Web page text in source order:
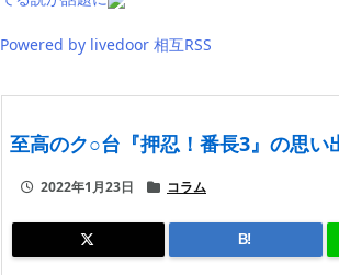
Powered by livedoor 相互RSS
至高のク○台『押忍！番長3』の思い
2022年1月23日 コラム
B!